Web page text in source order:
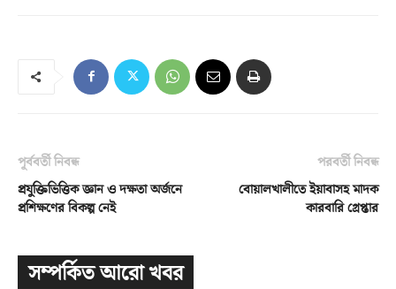
পূর্ববর্তী নিবন্ধ
প্রযুক্তিভিত্তিক জ্ঞান ও দক্ষতা অর্জনে
প্রশিক্ষণের বিকল্প নেই
পরবর্তী নিবন্ধ
বোয়ালখালীতে ইয়াবাসহ মাদক
কারবারি গ্রেপ্তার
সম্পর্কিত আরো খবর